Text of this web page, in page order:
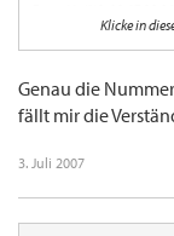
Geht das nicht?
Klicke in
Genau die
fällt mir die
3. Juli 2007